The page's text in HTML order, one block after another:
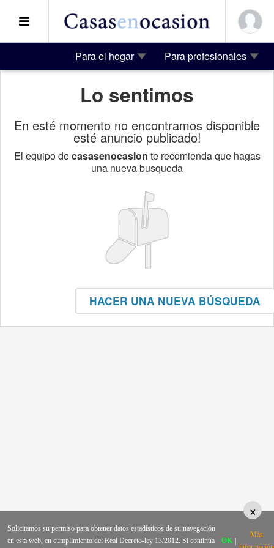
Para el hogar Para profesionales
Lo sentimos
En esté momento no encontramos disponible
esté anuncio publicado!
El equipo decasasenocasion te recomienda que hagas
una nueva busqueda
HACER UNA NUEVA BÚSQUEDA
×
Solicitamos su permiso para obtener datos estadísticos de su navegación
en esta web, en cumplimiento del Real Decreto-ley 13/2012. Si continúa
OK
Más